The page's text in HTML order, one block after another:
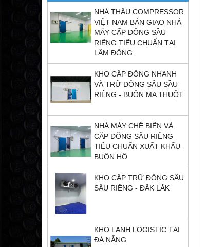
NHÀ THẦU COMPRESSOR
VIỆT NAM BÀN GIAO NHÀ
MÁY CẤP ĐÔNG SẦU
RIÊNG TIÊU CHUẨN TẠI
LÂM ĐỒNG.
KHO CẤP ĐÔNG NHANH
VÀ TRỮ ĐÔNG SÂU SẦU
RIÊNG - BUÔN MA THUỘT
NHÀ MÁY CHẾ BIẾN VÀ
CẤP ĐÔNG SẦU RIÊNG
TIÊU CHUẨN XUẤT KHẨU -
BUÔN HỒ
KHO CẤP TRỮ ĐÔNG SÂU
SẦU RIÊNG - ĐĂK LĂK
KHO LẠNH LOGISTIC TẠI
ĐÀ NẴNG